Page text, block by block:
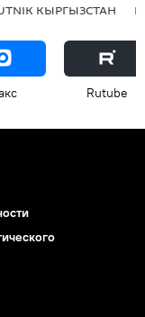
КЫРГЫЗСТАН
Rutube